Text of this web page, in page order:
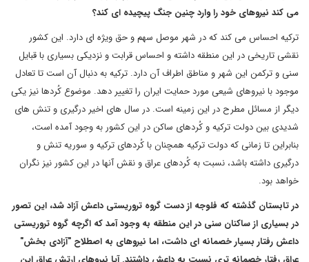
می کند نیروهای خود را وارد چنین جنگ پیچیده ای کند؟
ترکیه احساس می کند که در شهر موصل سهم و حق ویژه ای دارد. این کشور
نقشی تاریخی در این منطقه داشته و احساس قرابت و نزدیکی بسیاری با قبایل
سنی و ترکمن این شهر و مناطق اطراف آن دارد. ترکیه به دنبال آن است تا تعادل
موجود با نیروهای شیعی مورد حمایت ایران را تغییر دهد. موضوع کُردها نیز یکی
دیگر از مسائل مطرح در این زمینه است. در سال های اخیر درگیری و تنش های
شدیدی بین دولت ترکیه و کُردهای ساکن در این کشور به وجود آمده است،
بنابراین تا زمانی که دولت ترکیه همچنان با کُردهای ترکیه و سوریه تنش و
درگیری داشته باشد، نسبت به کُردهای عراق و نقش آنها در این کشور نیز نگران
خواهد بود.
در تابستان گذشته که فلوجه از دست گروه تروریستی داعش آزاد شد، این تصور
در بسیاری از ساکنان سنی در این منطقه به وجود آمد که اگرچه گروه تروریستی
داعش رفتار بسیار خصمانه ای داشت، اما نیروهای به اصطلاح "آزادی بخش"